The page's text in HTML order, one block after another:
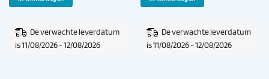
De verwachte leverdatum
is 11/08/2026 - 12/08/2026
De verwachte leverdatum
is 11/08/2026 - 12/08/2026